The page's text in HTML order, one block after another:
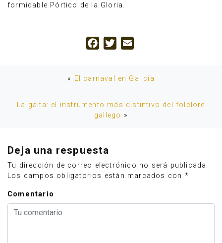
formidable Pórtico de la Gloria.
Facebook
Twitter
« El carnaval en Galicia
La gaita: el instrumento más distintivo del folclore
gallego »
Deja una respuesta
Tu dirección de correo electrónico no será publicada.
Los campos obligatorios están marcados con *
Comentario